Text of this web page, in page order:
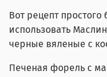
Вот рецепт
использовать
черные вяленые с
Печеная форель с